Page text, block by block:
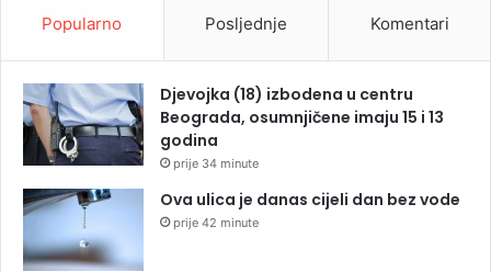
Popularno Posljednje Komentari
Djevojka (18) izbodena u centru
Beograda, osumnjičene imaju 15 i 13
godina
prije 34 minute
Ova ulica je danas cijeli dan bez vode
prije 42 minute